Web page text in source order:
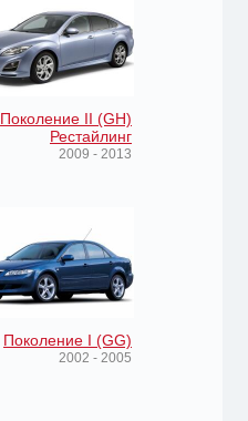
Поколение II (GH)
Рестайлинг
2009 - 2013
Поколение I (GG)
2002 - 2005